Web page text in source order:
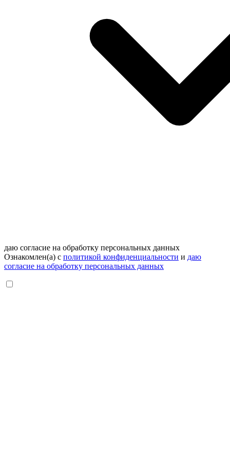
даю согласие на обработку персональных данных
Ознакомлен(а) с политикой конфиденциальности и даю
согласие на обработку персональных данных